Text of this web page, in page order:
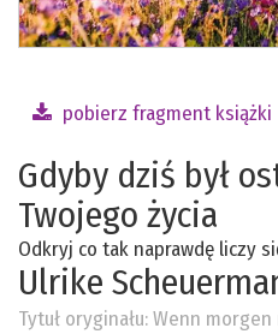
pobierz fragment książki
Gdyby dziś był
Twojego życia
Odkryj co tak naprawdę liczy
Ulrike
Tytuł oryginału:Wenn morgen